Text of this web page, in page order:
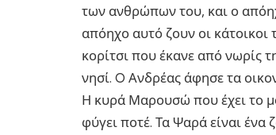
των ανθρώπων του, και ο
απόηχο αυτό ζουν οι κάτοικοι
κορίτσι που έκανε από νωρίς
νησί. O Ανδρέας άφησε τα
Η κυρά Μαρουσώ που έχει το
φύγει ποτέ. Τα Ψαρά είναι